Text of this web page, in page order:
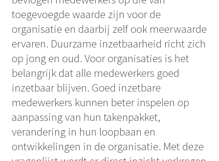
toegevoegde waarde zijn voor de
organisatie en daarbij zelf ook meerwaarde
ervaren. Duurzame inzetbaarheid richt zich
op jong en oud. Voor organisaties is het
belangrijk dat alle medewerkers goed
inzetbaar blijven. Goed inzetbare
medewerkers kunnen beter inspelen op
aanpassing van hun takenpakket,
verandering in hun loopbaan en
ontwikkelingen in de organisatie. Met deze